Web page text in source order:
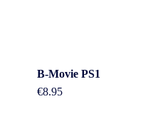
B-Movie PS1
€8.95